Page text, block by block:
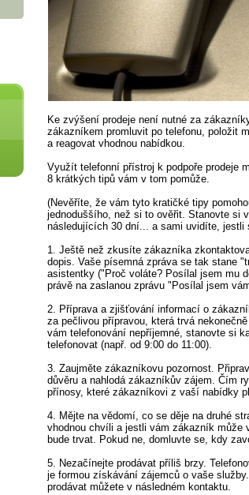
Ke zvýšení prodeje není nutné za
zákazníkem promluvit po telefonu, položit
a reagovat vhodnou nabídkou.
Využít telefonní přístroj k podpoře prodeje
8 krátkých tipů vám v tom pomůže.
(Nevěříte, že vám tyto kratičké tipy
jednoduššího, než si to ověřit. Stanovte si
následujících 30 dní... a sami uvidíte,
1. Ještě než zkusíte zákazníka
dopis. Vaše písemná zpráva se tak stane
asistentky ("Proč voláte? Posílal jsem mu
právě na zaslanou zprávu "Posílal jsem
2. Příprava a zjišťování informací o
za pečlivou přípravou, která trvá
vám telefonování nepříjemné, stanovte si
telefonovat (např. od 9:00 do 11:00).
3. Zaujměte zákazníkovu pozornost.
důvěru a nahlodá zákazníkův zájem. Čím
přínosy, které zákazníkovi z vaší nabídky
4. Mějte na vědomí, co se děje na druhé
vhodnou chvíli a jestli vám zákazník může
bude trvat. Pokud ne, domluvte se, kdy
5. Nezačínejte prodávat příliš brzy.
je formou získávání zájemců o vaše
prodávat můžete v následném kontaktu.